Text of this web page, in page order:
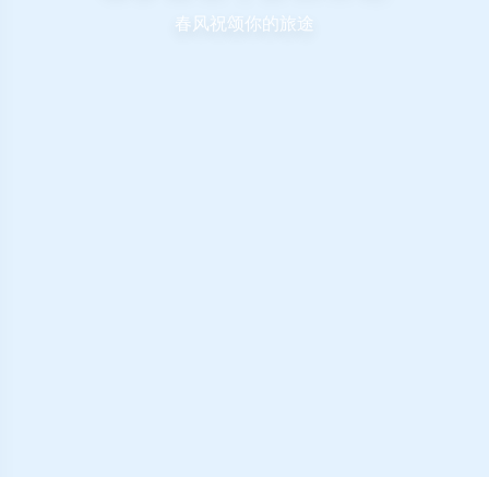
春风祝颂你的旅途